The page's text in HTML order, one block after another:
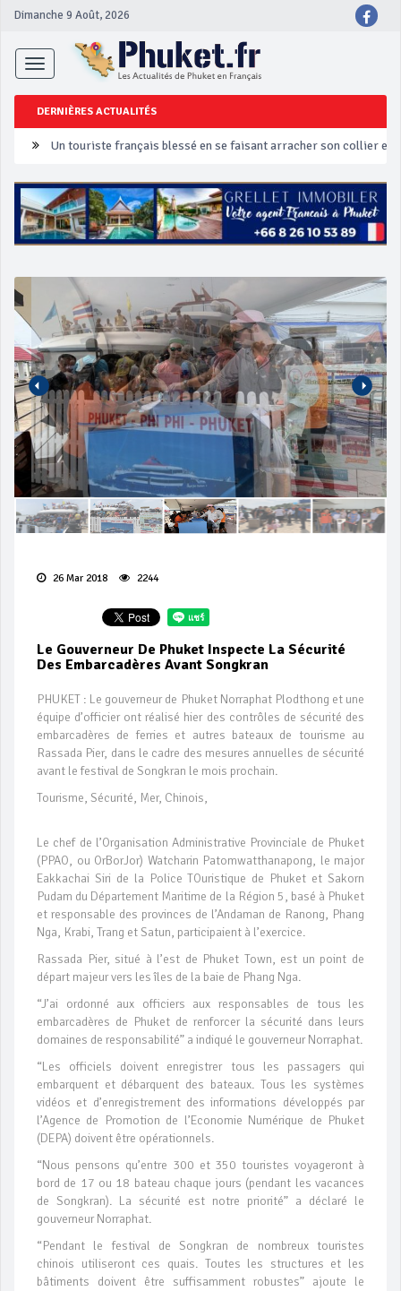
Dimanche 9 Août, 2026
Toggle
navigation
DERNIÈRES ACTUALITÉS
Un touriste français blessé en se faisant arracher son collier en
‘Phuket Eye’ assurera la sécurité pendant Songkran
Phuket augmente les prix des bateaux vers Koh Phi Phi et des
Campagne de sécurité routière ‘Seven Days of Danger’ de
26 Mar 2018 2244
Le Gouverneur De Phuket Inspecte La Sécurité
Des Embarcadères Avant Songkran
PHUKET : Le gouverneur de Phuket Norraphat Plodthong et une
équipe d’officier ont réalisé hier des contrôles de sécurité des
embarcadères de ferries et autres bateaux de tourisme au
Rassada Pier, dans le cadre des mesures annuelles de sécurité
avant le festival de Songkran le mois prochain.
Tourisme, Sécurité, Mer, Chinois,
Le chef de l’Organisation Administrative Provinciale de Phuket
(PPAO, ou OrBorJor) Watcharin Patomwatthanapong, le major
Eakkachai Siri de la Police TOuristique de Phuket et Sakorn
Pudam du Département Maritime de la Région 5, basé à Phuket
et responsable des provinces de l’Andaman de Ranong, Phang
Nga, Krabi, Trang et Satun, participaient à l’exercice.
Rassada Pier, situé à l’est de Phuket Town, est un point de
départ majeur vers les îles de la baie de Phang Nga.
“J’ai ordonné aux officiers aux responsables de tous les
embarcadères de Phuket de renforcer la sécurité dans leurs
domaines de responsabilité” a indiqué le gouverneur Norraphat.
“Les officiels doivent enregistrer tous les passagers qui
embarquent et débarquent des bateaux. Tous les systèmes
vidéos et d’enregistrement des informations développés par
l’Agence de Promotion de l’Economie Numérique de Phuket
(DEPA) doivent être opérationnels.
“Nous pensons qu’entre 300 et 350 touristes voyageront à
bord de 17 ou 18 bateau chaque jours (pendant les vacances
de Songkran). La sécurité est notre priorité” a déclaré le
gouverneur Norraphat.
“Pendant le festival de Songkran de nombreux touristes
chinois utiliseront ces quais. Toutes les structures et les
bâtiments doivent être suffisamment robustes” ajoute le